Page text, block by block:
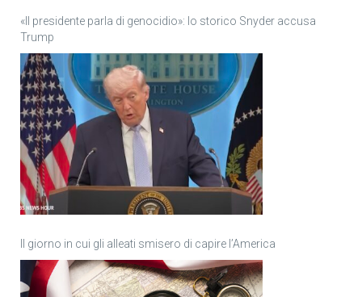
«Il presidente parla di genocidio»: lo storico Snyder accusa
Trump
Il giorno in cui gli alleati smisero di capire l’America